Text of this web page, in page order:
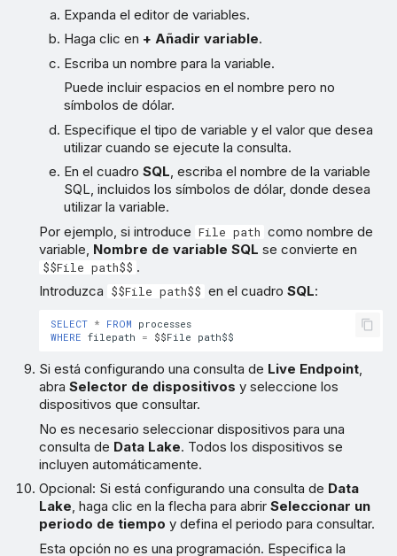
Expanda el editor de variables.
Haga clic en + Añadir variable.
Escriba un nombre para la variable.
Puede incluir espacios en el nombre pero no
símbolos de dólar.
Especifique el tipo de variable y el valor que desea
utilizar cuando se ejecute la consulta.
En el cuadroSQL, escriba el nombre de la variable
SQL, incluidos los símbolos de dólar, donde desea
utilizar la variable.
Por ejemplo, si introduce File path como nombre de
variable, Nombre de variable SQL se convierte en
$$File path$$ .
Introduzca
$$File path$$ en el cuadro SQL:
SELECT * FROM processes
WHERE filepath = $$File path$$
Si está configurando una consulta de Live Endpoint,
abraSelector de dispositivos y seleccione los
dispositivos que consultar.
No es necesario seleccionar dispositivos para una
consulta de Data Lake. Todos los dispositivos se
incluyen automáticamente.
Opcional: Si está configurando una consulta de Data
Lake, haga clic en la flecha para abrirSeleccionar un
periodo de tiempo y defina el periodo para consultar.
Esta opción no es una programación. Especifica la